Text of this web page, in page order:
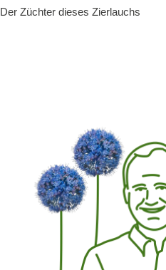
Der Züchter dieses Zierlauchs